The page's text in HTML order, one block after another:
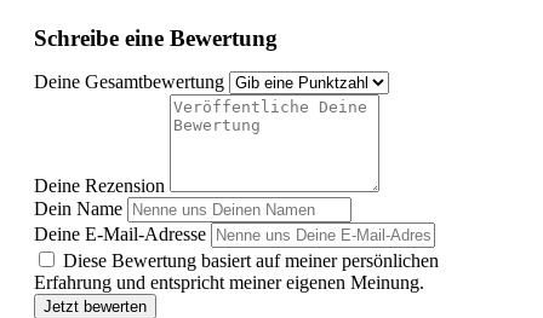
Schreibe eine Bewertung
Deine Gesamtbewertung
Deine Rezension
Dein Name
Deine E-Mail-Adresse
Diese Bewertung basiert auf meiner persönlichen
Erfahrung und entspricht meiner eigenen Meinung.
Jetzt bewerten